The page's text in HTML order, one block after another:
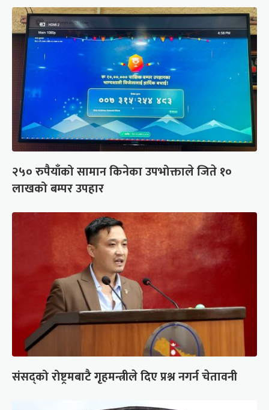
२५० रुपैयाँको सामान किनेका उपभोक्ताले जिते १०
लाखको बम्पर उपहार
संसद्को रोष्ट्रमबाटै गृहमन्त्रीले दिए प्रश्न नगर्न चेतावनी